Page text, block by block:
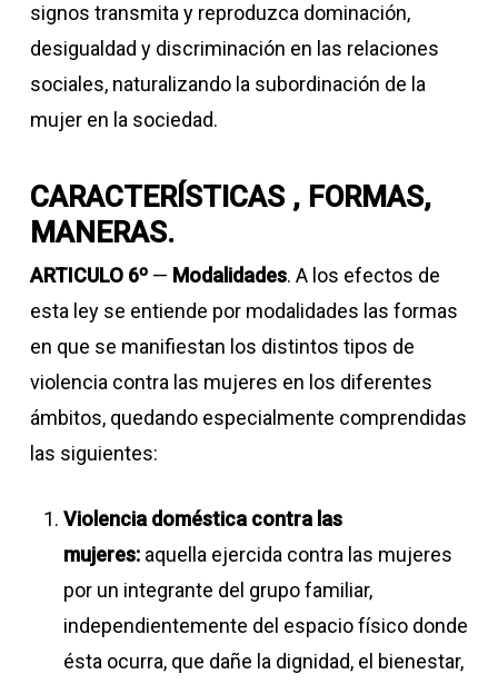
signos transmita y reproduzca dominación,
desigualdad y discriminación en las relaciones
sociales, naturalizando la subordinación de la
mujer en la sociedad.
CARACTERÍSTICAS , FORMAS,
MANERAS.
ARTICULO 6º — Modalidades. A los efectos de
esta ley se entiende por modalidades las formas
en que se manifiestan los distintos tipos de
violencia contra las mujeres en los diferentes
ámbitos, quedando especialmente comprendidas
las siguientes:
Violencia doméstica contra las
mujeres:aquella ejercida contra las mujeres
por un integrante del grupo familiar,
independientemente del espacio físico donde
ésta ocurra, que dañe la dignidad, el bienestar,